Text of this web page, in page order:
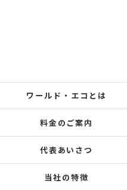
ワールド・エコとは
料金のご案内
代表あいさつ
当社の特徴